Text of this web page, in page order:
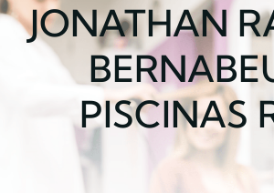
JONATHAN
PISCINAS